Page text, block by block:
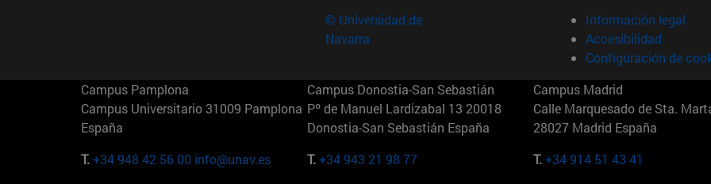
© Universidad de
Navarra
Información legal
Accesibilidad
Configuración de
Campus Pamplona
Campus Universitario 31009 Pamplona
España
T.+34 948 42 56 00 info@unav.es
Campus Donostia-San Sebastián
Pº de Manuel Lardizabal 13 20018
Donostia-San Sebastián España
T.+34 943 21 98 77
Campus Madrid
Calle Marquesado de Sta.
28027 Madrid España
T.+34 914 51 43 41